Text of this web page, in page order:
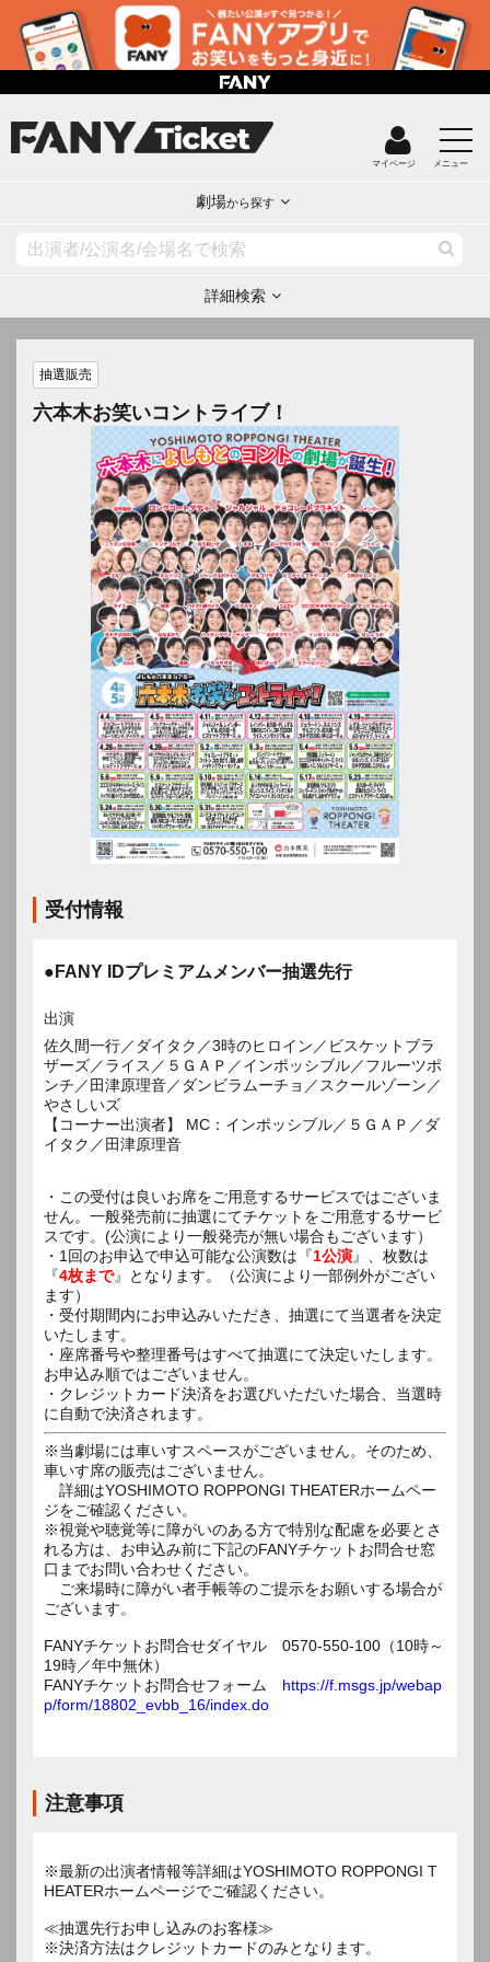
マイページ メニュー
劇場から探す
詳細検索
抽選販売
六本木お笑いコントライブ！
受付情報
●FANY IDプレミアムメンバー抽選先行
出演
佐久間一行／ダイタク／3時のヒロイン／ビスケットブラ
ザーズ／ライス／５ＧＡＰ／インポッシブル／フルーツポ
ンチ／田津原理音／ダンビラムーチョ／スクールゾーン／
やさしいズ
【コーナー出演者】 MC：インポッシブル／５ＧＡＰ／ダ
イタク／田津原理音
・この受付は良いお席をご用意するサービスではございま
せん。一般発売前に抽選にてチケットをご用意するサービ
スです。(公演により一般発売が無い場合もございます）
・1回のお申込で申込可能な公演数は『1公演』、枚数は
『4枚まで』となります。（公演により一部例外がござい
ます）
・受付期間内にお申込みいただき、抽選にて当選者を決定
いたします。
・座席番号や整理番号はすべて抽選にて決定いたします。
お申込み順ではございません。
・クレジットカード決済をお選びいただいた場合、当選時
に自動で決済されます。
※当劇場には車いすスペースがございません。そのため、
車いす席の販売はございません。
詳細はYOSHIMOTO ROPPONGI THEATERホームペー
ジをご確認ください。
※視覚や聴覚等に障がいのある方で特別な配慮を必要とさ
れる方は、お申込み前に下記のFANYチケットお問合せ窓
口までお問い合わせください。
ご来場時に障がい者手帳等のご提示をお願いする場合が
ございます。
FANYチケットお問合せダイヤル 0570-550-100（10時～
19時／年中無休）
FANYチケットお問合せフォーム https://f.msgs.jp/webap
p/form/18802_evbb_16/index.do
注意事項
※最新の出演者情報等詳細はYOSHIMOTO ROPPONGI T
HEATERホームページでご確認ください。
≪抽選先行お申し込みのお客様≫
※決済方法はクレジットカードのみとなります。